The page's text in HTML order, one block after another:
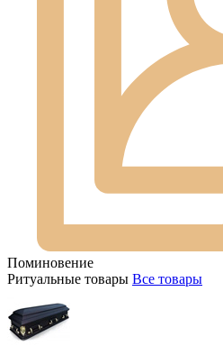
Поминовение
Ритуальные товары Все товары